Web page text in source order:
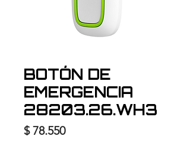
BOTÓN DE
EMERGENCIA
28203.26.WH3
$ 78.550Precio